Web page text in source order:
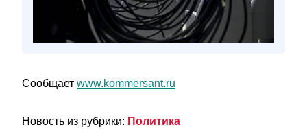
Сообщает www.kommersant.ru
Новость из рубрики: Политика